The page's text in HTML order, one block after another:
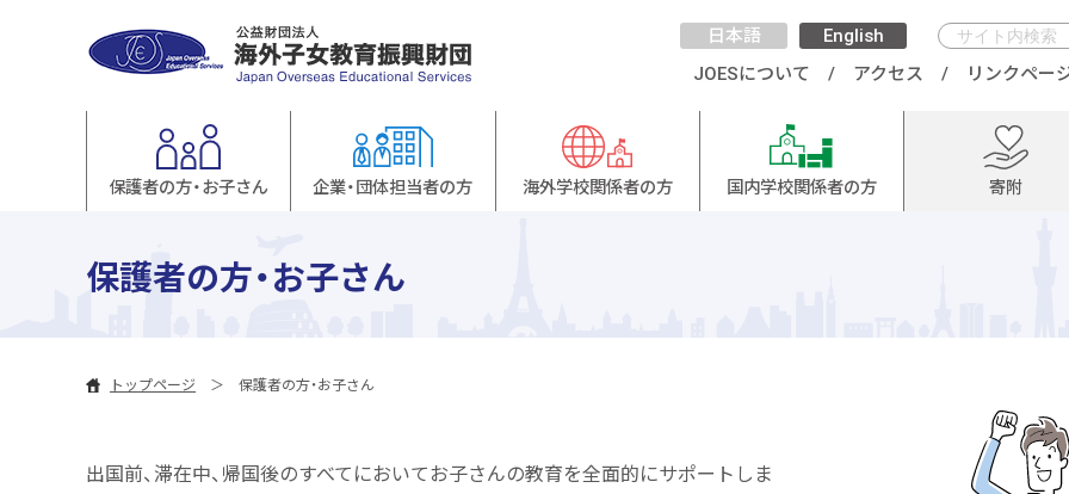
日本語
English
JOESについて
アクセス リンクペー
保護者の方・お子さん 企業・団体担当者の方 海外学校関係者の方 国内学校関係者の方 寄附
保護者の方・お子さん
トップページ 保護者の方・お子さん
出国前、滞在中、帰国後のすべてにおいてお子さんの教育を全面的にサポートしま